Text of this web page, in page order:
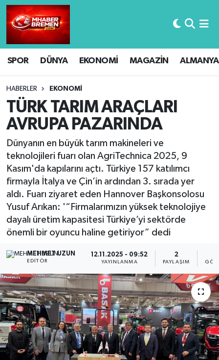
SPOR DÜNYA EKONOMİ MAGAZİN ALMANYA
HABERLER EKONOMİ
TÜRK TARIM ARAÇLARI
AVRUPA PAZARINDA
Dünyanın en büyük tarım makineleri ve
teknolojileri fuarı olan AgriTechnica 2025, 9
Kasım'da kapılarını açtı. Türkiye 157 katılımcı
firmayla İtalya ve Çin’in ardından 3. sırada yer
aldı. Fuarı ziyaret eden Hannover Başkonsolosu
Yusuf Arıkan: '“Firmalarımızın yüksek teknolojiye
dayalı üretim kapasitesi Türkiye’yi sektörde
önemli bir oyuncu haline getiriyor” dedi
MEHMET UZUN
EDITÖR
12.11.2025 - 09:52
YAYINLANMA
2
PAYLAŞIM
Hava Durumu
Trafik Durumu
Süper Lig Puan Durumu ve Fikstür
Tüm Manşetler
Haber Arşivi